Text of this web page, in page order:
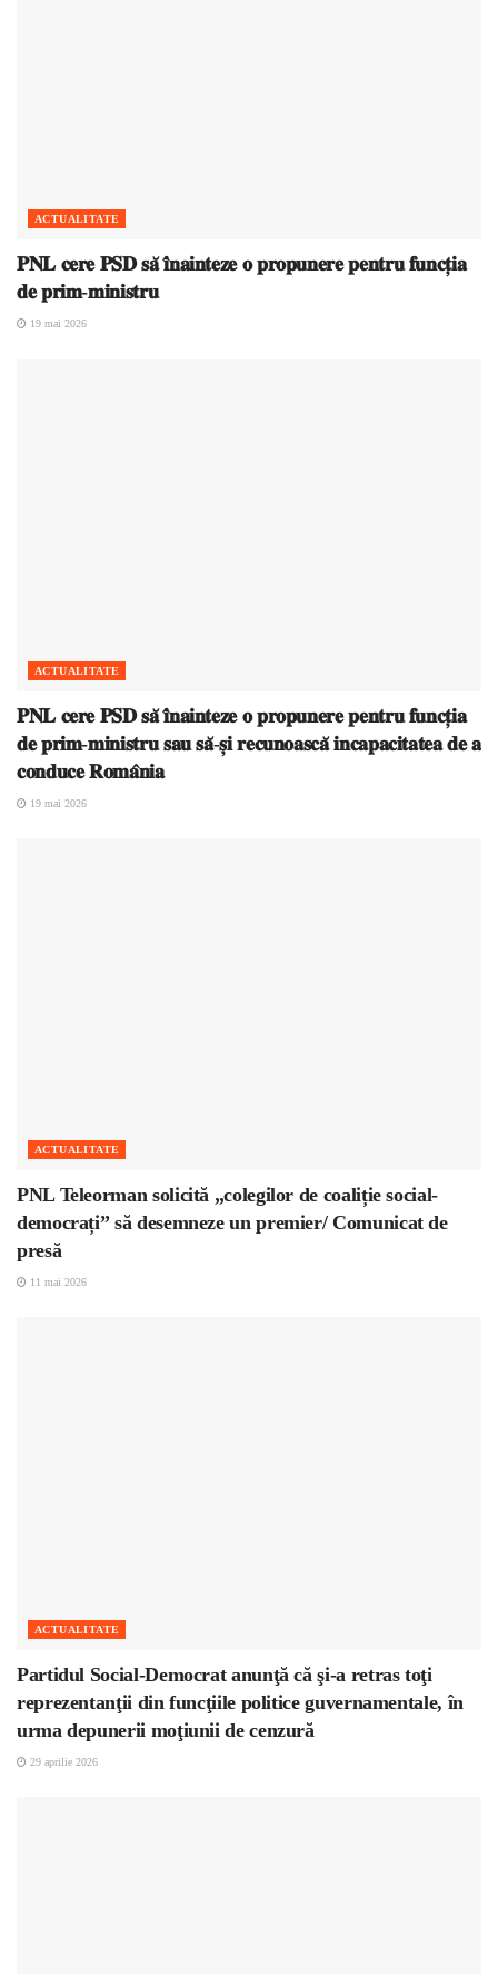
ACTUALITATE
𝐏𝐍𝐋 𝐜𝐞𝐫𝐞 𝐏𝐒𝐃 𝐬𝐚̆ 𝐢̂𝐧𝐚𝐢𝐧𝐭𝐞𝐳𝐞 𝐨 𝐩𝐫𝐨𝐩𝐮𝐧𝐞𝐫𝐞 𝐩𝐞𝐧𝐭𝐫𝐮 𝐟𝐮𝐧𝐜𝐭̦𝐢𝐚
𝐝𝐞 𝐩𝐫𝐢𝐦-𝐦𝐢𝐧𝐢𝐬𝐭𝐫𝐮
19 mai 2026
ACTUALITATE
𝐏𝐍𝐋 𝐜𝐞𝐫𝐞 𝐏𝐒𝐃 𝐬𝐚̆ 𝐢̂𝐧𝐚𝐢𝐧𝐭𝐞𝐳𝐞 𝐨 𝐩𝐫𝐨𝐩𝐮𝐧𝐞𝐫𝐞 𝐩𝐞𝐧𝐭𝐫𝐮 𝐟𝐮𝐧𝐜𝐭̦𝐢𝐚
𝐝𝐞 𝐩𝐫𝐢𝐦-𝐦𝐢𝐧𝐢𝐬𝐭𝐫𝐮 𝐬𝐚𝐮 𝐬𝐚̆-𝐬̦𝐢 𝐫𝐞𝐜𝐮𝐧𝐨𝐚𝐬𝐜𝐚̆ 𝐢𝐧𝐜𝐚𝐩𝐚𝐜𝐢𝐭𝐚𝐭𝐞𝐚 𝐝𝐞 𝐚
𝐜𝐨𝐧𝐝𝐮𝐜𝐞 𝐑𝐨𝐦𝐚̂𝐧𝐢𝐚
19 mai 2026
ACTUALITATE
PNL Teleorman solicită „colegilor de coaliție social-
democrați” să desemneze un premier/ Comunicat de
presă
11 mai 2026
ACTUALITATE
Partidul Social-Democrat anunţă că şi-a retras toţi
reprezentanţii din funcţiile politice guvernamentale, în
urma depunerii moţiunii de cenzură
29 aprilie 2026